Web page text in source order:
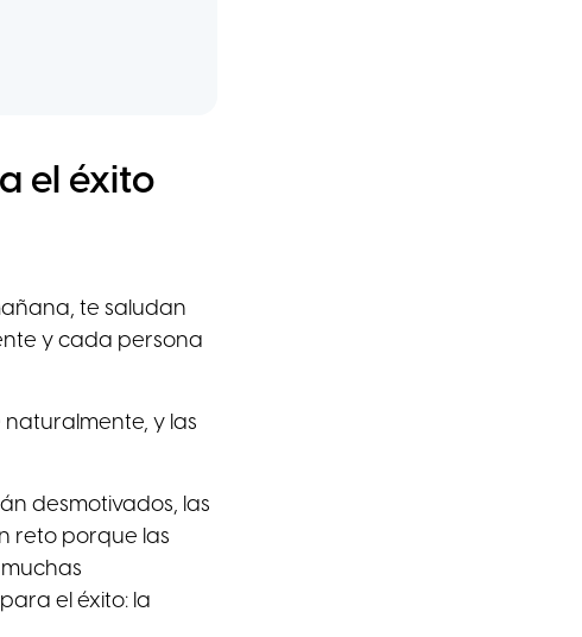
el éxito
te saludan
y cada persona
y las
desmotivados, las
reto porque las
el éxito: la